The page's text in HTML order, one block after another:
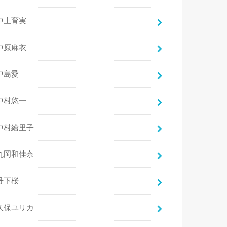
上育実
原麻衣
島愛
村悠一
村繪里子
岡和佳奈
下桜
保ユリカ